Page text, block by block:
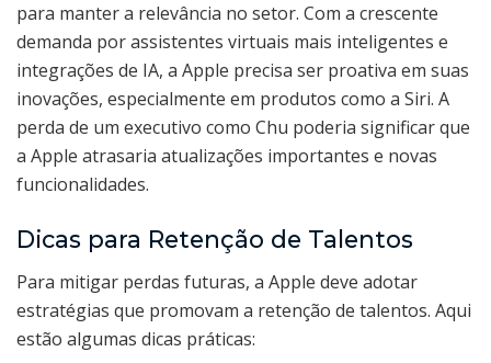
para manter a relevância no setor. Com a crescente
demanda por assistentes virtuais mais inteligentes e
integrações de IA, a Apple precisa ser proativa em suas
inovações, especialmente em produtos como a Siri. A
perda de um executivo como Chu poderia significar que
a Apple atrasaria atualizações importantes e novas
funcionalidades.
Dicas para Retenção de Talentos
Para mitigar perdas futuras, a Apple deve adotar
estratégias que promovam a retenção de talentos. Aqui
estão algumas dicas práticas: